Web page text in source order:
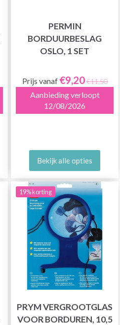
PERMIN
BORDUURBESLAG
OSLO, 1 SET
Prijs vanaf €9,20€11,50
Aanbieding verloopt
12/08/2026
Bekijk alle opties
19% korting
PRYM VERGROOTGLAS
VOOR BORDUREN, 10,5